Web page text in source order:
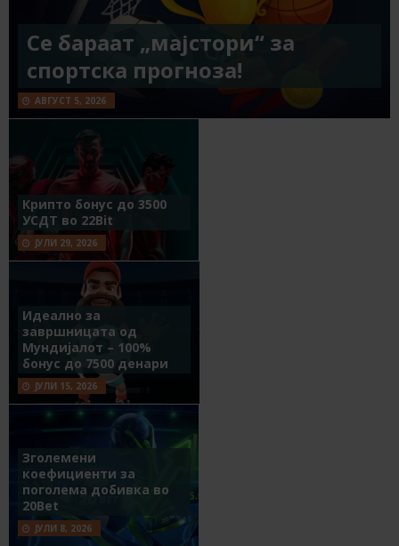
Се бараат „мајстори“ за
спортска прогноза!
АВГУСТ 5, 2026
Крипто бонус до 3500
УСДТ во 22Bit
ЈУЛИ 29, 2026
Идеално за
завршницата од
Мундијалот – 100%
бонус до 7500 денари
ЈУЛИ 15, 2026
Зголемени
коефициенти за
поголема добивка во
20Bet
ЈУЛИ 8, 2026